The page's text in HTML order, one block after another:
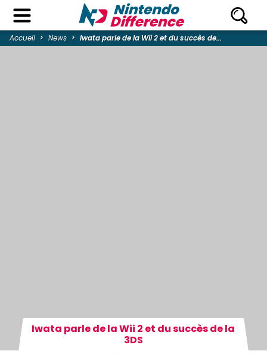
Accueil News Iwata parle de la Wii 2 et du succès de...
Iwata parle de la Wii 2 et du succès de la
3DS